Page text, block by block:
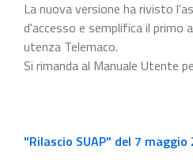
La nuova versione ha rivisto
d'accesso e semplifica il primo
utenza Telemaco.
Si rimanda al Manuale Utente
"Rilascio SUAP" del 7 maggio